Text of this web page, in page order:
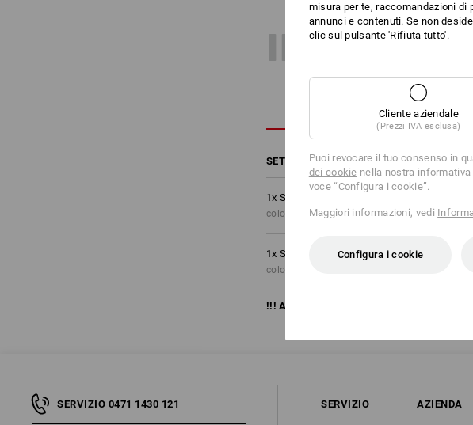
INFO
SET COSTITUITO DA:
1x Short e.s.motion 2020
colore: nero/giallo fluo/arancio fluo, Taglia:
1x Short e.s.motion 2020
colore: antracite /platino, Taglia: 42
!!! Articolo stagionale !!! Fornitura fino ad
SERVIZIO 0471 1430 121 SERVIZIO AZIENDA
misura per te, raccomandazioni
annunci e contenuti. Se non
clic sul pulsante 'Rifiuta tutto'.
Cliente aziendale
(Prezzi IVA esclusa)
Puoi revocare il tuo consenso in
dei cookie nella nostra
voce “Configura i cookie”.
Maggiori informazioni, vedi
Configura i cookie